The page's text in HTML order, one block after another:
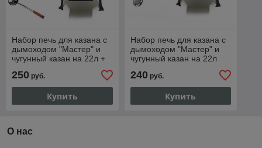
Набор печь для казана с
дымоходом "Мастер" и
чугунный казан на 22л +
250 руб.
Купить
Набор печь для казана с
дымоходом "Мастер" и
чугунный казан на 22л
подарок)
240руб.
Купить
О нас